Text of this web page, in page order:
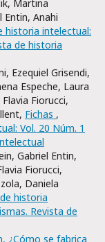
Martina
Entin, Anahi
historia intelectual:
de historia
Ezequiel Grisendi,
Espeche, Laura
Fiorucci,
Fichas ,
Vol. 20 Núm. 1
Gabriel Entin,
Fiorucci,
Daniela
historia
Revista de
¿Cómo se fabrica